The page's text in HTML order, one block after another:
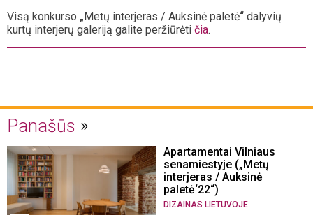
Visą konkurso „Metų interjeras / Auksinė paletė“ dalyvių
kurtų interjerų galeriją galite peržiūrėti čia.
Panašūs
Apartamentai Vilniaus
senamiestyje („Metų
interjeras / Auksinė
paletė‘22“)
DIZAINAS LIETUVOJE